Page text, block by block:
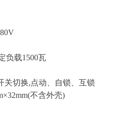
负载1500瓦
关切换,点动、自锁、互锁
不含外壳)